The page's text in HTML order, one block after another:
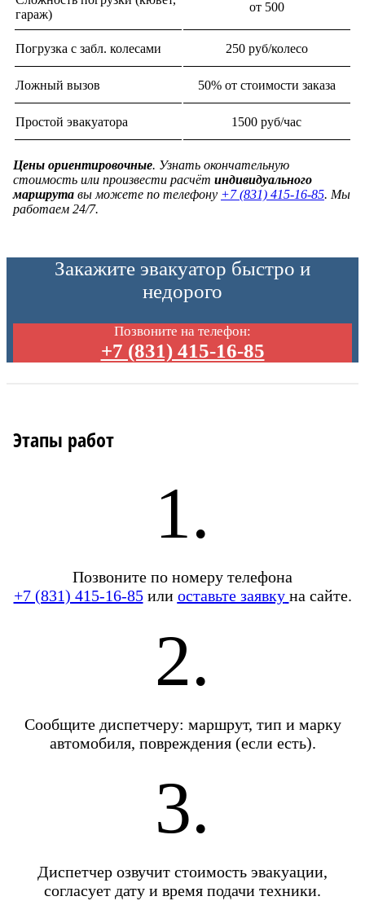
гараж)
от 500
Погрузка с забл. колесами 250 руб/колесо
Ложный вызов 50% от стоимости заказа
Простой эвакуатора 1500 руб/час
Цены ориентировочные. Узнать окончательную
стоимость или произвести расчёт индивидуального
маршрутавы можете по телефону +7 (831) 415-16-85. Мы
работаем 24/7.
Закажите эвакуатор быстро и
недорого
Позвоните на телефон:
+7 (831) 415-16-85
Этапы работ
1.
Позвоните по номеру телефона
+7 (831) 415-16-85или оставьте заявку на сайте.
2.
Сообщите диспетчеру: маршрут, тип и марку
автомобиля, повреждения (если есть).
3.
Диспетчер озвучит стоимость эвакуации,
согласует дату и время подачи техники.